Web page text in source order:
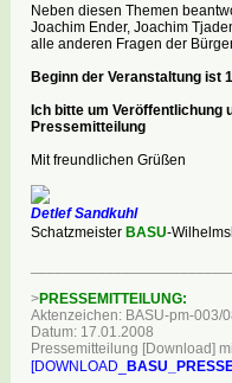
Neben diesen Themen
Joachim Ender, Joachim
alle anderen Fragen der
Beginn der Veranstaltung ist
Ich bitte um Veröffentlichung
Pressemitteilung
Mit freundlichen Grüßen
Detlef Sandkuhl
Schatzmeister BASU-
>PRESSEMITTEILUNG:
Aktenzeichen: BASU-pm-003/
Datum: 17.01.2008
Pressemitteilung [Download]
[DOWNLOAD_